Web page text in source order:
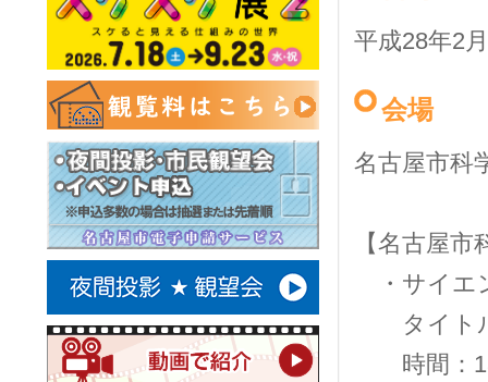
平成28年2
会場
名古屋市科
【名古屋
・サイエ
タイトル
時間：13